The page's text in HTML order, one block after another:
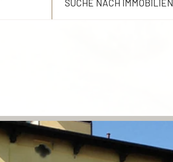
SUCHE NACH IMMOBILIEN